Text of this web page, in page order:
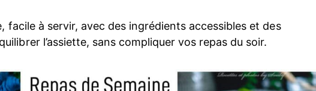
facile à servir, avec des ingrédients accessibles et des
l’assiette, sans compliquer vos repas du soir.